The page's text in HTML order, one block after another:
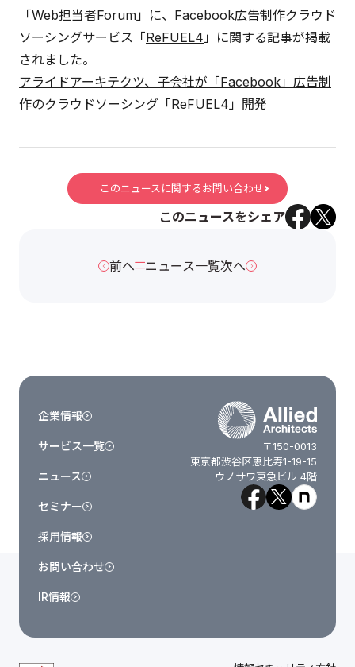
「Web担当者Forum」に、Facebook広告制作クラウド
ソーシングサービス「ReFUEL4 」に関する記事が掲載
されました。
アライドアーキテクツ、子会社が「Facebook」広告制
作のクラウドソーシング「ReFUEL4」開発
このニュースに関するお問い合わせ
このニュースをシェア
前へ ニュース一覧次へ
〒150-0013
東京都渋谷区恵比寿1-19-15
ウノサワ東急ビル 4階
企業情報
サービス一覧
ニュース
セミナー
採用情報
お問い合わせ
IR情報